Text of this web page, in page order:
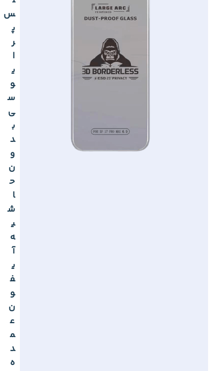
س
پ
ر
ا
ی
و
س
ی
ب
د
و
ن
ح
ا
ش
ی
ه
آ
ی
ف
و
ن
ع
م
د
ه